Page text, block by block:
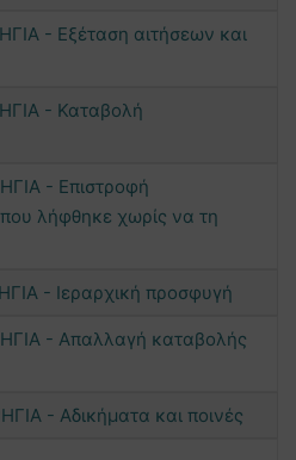
- Εξέταση αιτήσεων και
- Καταβολή
- Επιστροφή
λήφθηκε χωρίς να τη
- Ιεραρχική προσφυγή
- Απαλλαγή καταβολής
- Αδικήματα και ποινές